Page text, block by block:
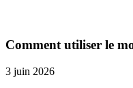
Comment utiliser le
3 juin 2026